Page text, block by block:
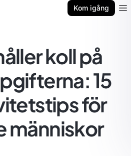
Kom igång
koll på
15
för
människor